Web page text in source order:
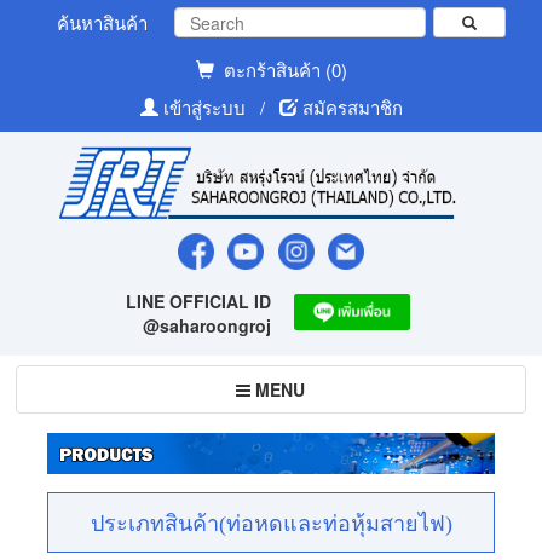
ค้นหาสินค้า
ตะกร้าสินค้า (0)
เข้าสู่ระบบ
/ สมัครสมาชิก
LINE OFFICIAL ID
@saharoongroj
Toggle
navigation
MENU
ประเภทสินค้า(ท่อหดและท่อหุ้มสายไฟ)